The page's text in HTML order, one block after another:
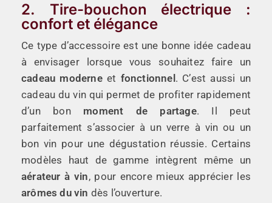
2. Tire-bouchon électrique :
confort et élégance
Ce type d’accessoire est une bonne idée cadeau
à envisager lorsque vous souhaitez faire un
cadeau moderne et fonctionnel . C’est aussi un
cadeau du vin qui permet de profiter rapidement
d’un bon moment de partage. Il peut
parfaitement s’associer à un verre à vin ou un
bon vin pour une dégustation réussie. Certains
modèles haut de gamme intègrent même un
aérateur à vin, pour encore mieux apprécier les
arômes du vin dès l’ouverture.